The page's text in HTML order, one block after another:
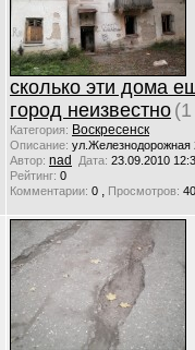
сколько эти дома
город неизвестно
Категория: Воскресенск
Описание: ул.Железнодорожная
Автор: nad Дата: 23.09.2010
Рейтинг: 0
Комментарии: 0 , Просмотров: